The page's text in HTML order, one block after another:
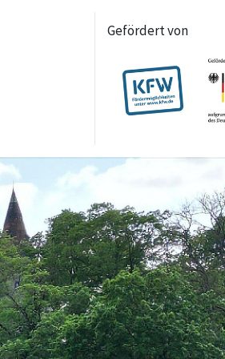
Gefördert von